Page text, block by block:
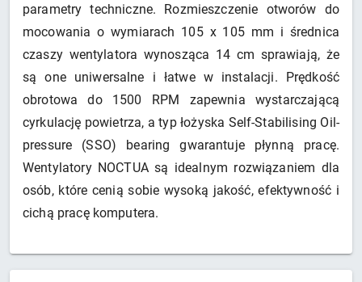
parametry techniczne. Rozmieszczenie otworów do
mocowania o wymiarach 105 x 105 mm i średnica
czaszy wentylatora wynosząca 14 cm sprawiają, że
są one uniwersalne i łatwe w instalacji. Prędkość
obrotowa do 1500 RPM zapewnia wystarczającą
cyrkulację powietrza, a typ łożyska Self-Stabilising Oil-
pressure (SSO) bearing gwarantuje płynną pracę.
Wentylatory NOCTUA są idealnym rozwiązaniem dla
osób, które cenią sobie wysoką jakość, efektywność i
cichą pracę komputera.